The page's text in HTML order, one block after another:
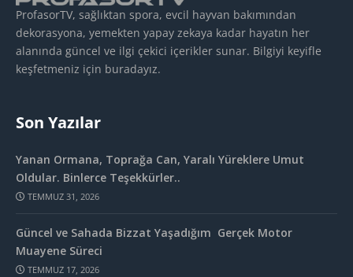
ProfasorTV, sağlıktan spora, evcil hayvan bakımından
dekorasyona, yemekten yapay zekaya kadar hayatın her
alanında güncel ve ilgi çekici içerikler sunar. Bilgiyi keyifle
keşfetmeniz için buradayız.
Son Yazılar
Yanan Ormana, Toprağa Can, Yaralı Yüreklere Umut
Oldular. Binlerce Teşekkürler..
TEMMUZ 31, 2026
Güncel ve Sahada Bizzat Yaşadığım Gerçek Motor
Muayene Süreci
TEMMUZ 17, 2026